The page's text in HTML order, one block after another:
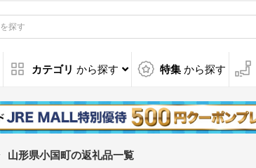
カテゴリ から探す 特集 から探す
山形県小国町の返礼品一覧